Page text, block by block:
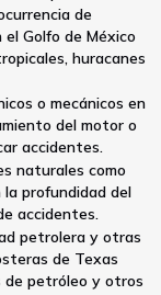
de
Golfo de México
huracanes
o mecánicos en
del motor o
accidentes.
naturales como
la profundidad del
accidentes.
petrolera y otras
de Texas
de petróleo y otros